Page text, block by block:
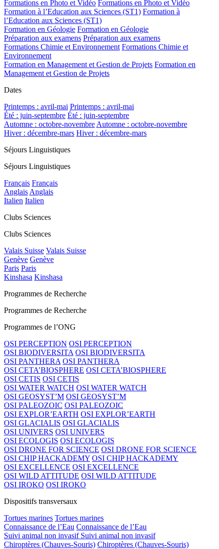
Formations en Photo et Vidéo Formations en Photo et Vidéo
Formation à l’Education aux Sciences (ST1) Formation à
l’Education aux Sciences (ST1)
Formation en Géologie Formation en Géologie
Préparation aux examens Préparation aux examens
Formations Chimie et Environnement Formations Chimie et
Environnement
Formation en Management et Gestion de Projets Formation en
Management et Gestion de Projets
Dates
Printemps : avril-mai Printemps : avril-mai
Été : juin-septembre Été : juin-septembre
Automne : octobre-novembre Automne : octobre-novembre
Hiver : décembre-mars Hiver : décembre-mars
Séjours Linguistiques
Séjours Linguistiques
Français Français
Anglais Anglais
Italien Italien
Clubs Sciences
Clubs Sciences
Valais Suisse Valais Suisse
Genève Genève
Paris Paris
Kinshasa Kinshasa
Programmes de Recherche
Programmes de Recherche
Programmes de l’ONG
OSI PERCEPTION OSI PERCEPTION
OSI BIODIVERSITA OSI BIODIVERSITA
OSI PANTHERA OSI PANTHERA
OSI CETA’BIOSPHERE OSI CETA’BIOSPHERE
OSI CETIS OSI CETIS
OSI WATER WATCH OSI WATER WATCH
OSI GEOSYST’M OSI GEOSYST’M
OSI PALEOZOIC OSI PALEOZOIC
OSI EXPLOR’EARTH OSI EXPLOR’EARTH
OSI GLACIALIS OSI GLACIALIS
OSI UNIVERS OSI UNIVERS
OSI ECOLOGIS OSI ECOLOGIS
OSI DRONE FOR SCIENCE OSI DRONE FOR SCIENCE
OSI CHIP HACKADEMY OSI CHIP HACKADEMY
OSI EXCELLENCE OSI EXCELLENCE
OSI WILD ATTITUDE OSI WILD ATTITUDE
OSI IROKO OSI IROKO
Dispositifs transversaux
Tortues marines Tortues marines
Connaissance de l’Eau Connaissance de l’Eau
Suivi animal non invasif Suivi animal non invasif
Chiroptères (Chauves-Souris) Chiroptères (Chauves-Souris)